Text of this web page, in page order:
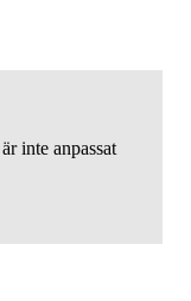
inte anpassat